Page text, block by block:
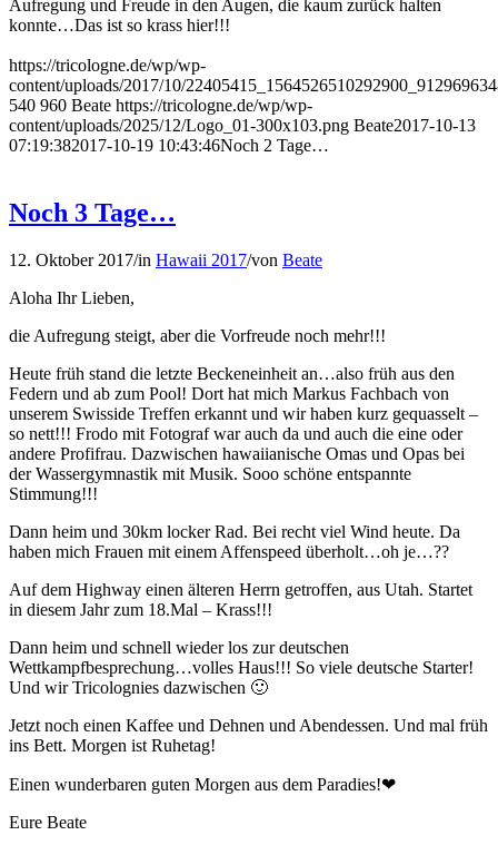
Aufregung und Freude in den Augen, die kaum zurück halten
konnte…Das ist so krass hier!!!
https://tricologne.de/wp/wp-
content/uploads/2017/10/
540 960 Beate https://tricologne.de/wp/wp-
content/uploads/2025/12/Logo_01-300x103.png Beate2017-10-13
07:19:382017-10-19 10:43:46Noch 2 Tage…
Noch 3 Tage…
12. Oktober 2017/in Hawaii 2017/von Beate
Aloha Ihr Lieben,
die Aufregung steigt, aber die Vorfreude noch mehr!!!
Heute früh stand die letzte Beckeneinheit an…also früh aus den
Federn und ab zum Pool! Dort hat mich Markus Fachbach von
unserem Swisside Treffen erkannt und wir haben kurz gequasselt –
so nett!!! Frodo mit Fotograf war auch da und auch die eine oder
andere Profifrau. Dazwischen hawaiianische Omas und Opas bei
der Wassergymnastik mit Musik. Sooo schöne entspannte
Stimmung!!!
Dann heim und 30km locker Rad. Bei recht viel Wind heute. Da
haben mich Frauen mit einem Affenspeed überholt…oh je…??
Auf dem Highway einen älteren Herrn getroffen, aus Utah. Startet
in diesem Jahr zum 18.Mal – Krass!!!
Dann heim und schnell wieder los zur deutschen
Wettkampfbesprechung…volles Haus!!! So viele deutsche Starter!
Und wir Tricolognies dazwischen 🙂
Jetzt noch einen Kaffee und Dehnen und Abendessen. Und mal früh
ins Bett. Morgen ist Ruhetag!
Einen wunderbaren guten Morgen aus dem Paradies!❤
Eure Beate